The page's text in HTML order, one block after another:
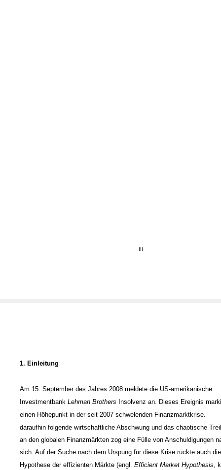
III
1. Einleitung
Am 15. September des Jahres 2008 meldete die US-amerikanische
InvestmentbankLehman Brothers Insolvenz an. Dieses Ereignis
einen Höhepunkt in der seit 2007 schwelenden Finanzmarktkrise.
daraufhin folgende wirtschaftliche Abschwung und das chaotische
an den globalen Finanzmärkten zog eine Fülle von Anschuldigungen
sich. Auf der Suche nach dem Urspung für diese Krise rückte auch die
Hypothese der effizienten Märkte (engl.Efficient Market Hypothesis,